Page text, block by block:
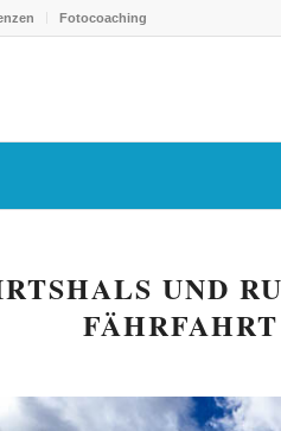
Fotocoaching
UND